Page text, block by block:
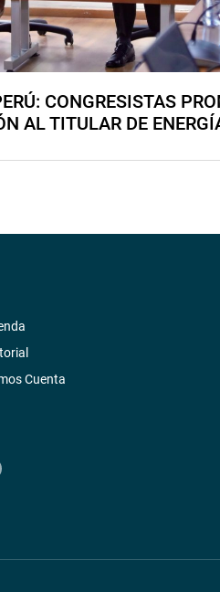
CONGRESISTAS
AL TITULAR DE
Cuenta